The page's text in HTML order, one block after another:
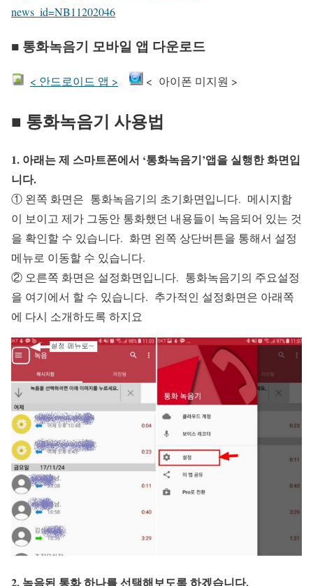
news_id=NB11202046
■ 통화녹음기 모바일 앱 다운로드
< 안드로이드 앱 > < 아이폰 미지원 >
■ 통화녹음기 사용법
1. 아래는 제 스마트폰에서 ‘통화녹음기’앱을 실행한 화면입
니다.
① 왼쪽 화면은 통화녹음기의 초기화면입니다. 메시지함
이 보이고 제가 그동안 통화했던 내용들이 녹음되어 있는 것
을 확인할 수 있습니다. 화면 왼쪽 상단버튼을 통해서 설정
메뉴로 이동할 수 있습니다.
② 오른쪽 화면은 설정화면입니다. 통화녹음기의 주요설정
을 여기에서 할 수 있습니다. 추가적인 설정화면은 아래쪽
에 다시 소개하도록 하지요
2. 녹음된 통화 하나를 선택해보도록 하겠습니다.